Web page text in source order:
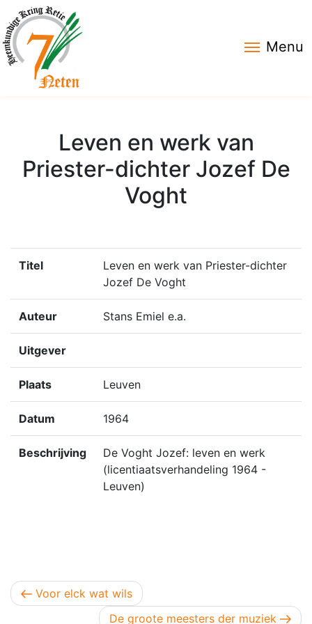
Menu
Leven en werk van
Priester-dichter Jozef De
Voght
Titel
Leven en werk van Priester-dichter
Jozef De Voght
Auteur Stans Emiel e.a.
Uitgever
Plaats Leuven
Datum 1964
Beschrijving
De Voght Jozef: leven en werk
(licentiaatsverhandeling 1964 -
Leuven)
Berichtnavigatie
Vorig bericht
Voor elck wat wils
Volgend bericht
De groote meesters der muziek